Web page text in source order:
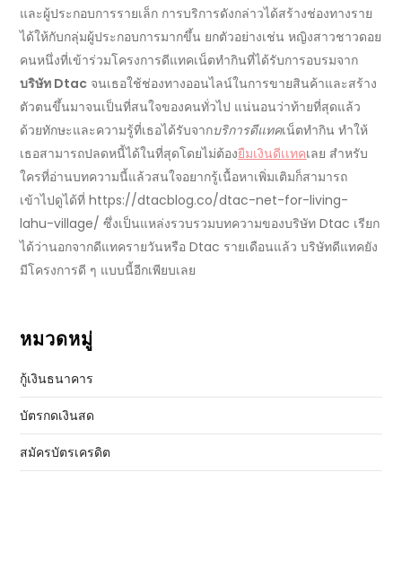
และผู้ประกอบการรายเล็ก การบริการดังกล่าวได้สร้างช่องทางราย
ได้ให้กับกลุ่มผู้ประกอบการมากขึ้น ยกตัวอย่างเช่น หญิงสาวชาวดอย
คนหนึ่งที่เข้าร่วมโครงการดีแทคเน็ตทำกินที่ได้รับการอบรมจาก
บริษัท Dtac จนเธอใช้ช่องทางออนไลน์ในการขายสินค้าและสร้าง
ตัวตนขึ้นมาจนเป็นที่สนใจของคนทั่วไป แน่นอนว่าท้ายที่สุดแล้ว
ด้วยทักษะและความรู้ที่เธอได้รับจากบริการดีแทคเน็ตทำกิน ทำให้
เธอสามารถปลดหนี้ได้ในที่สุดโดยไม่ต้องยืมเงินดีเเทคเลย สำหรับ
ใครที่อ่านบทความนี้แล้วสนใจอยากรู้เนื้อหาเพิ่มเติมก็สามารถ
เข้าไปดูได้ที่ https://dtacblog.co/dtac-net-for-living-
lahu-village/ ซึ่งเป็นแหล่งรวบรวมบทความของบริษัทDtac เรียก
ได้ว่านอกจากดีแทครายวันหรือ Dtac รายเดือนแล้ว บริษัทดีแทคยัง
มีโครงการดี ๆ แบบนี้อีกเพียบเลย
หมวดหมู่
กู้เงินธนาคาร
บัตรกดเงินสด
สมัครบัตรเครดิต